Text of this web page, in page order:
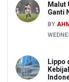
Malut
Ganti
BY
Lippo